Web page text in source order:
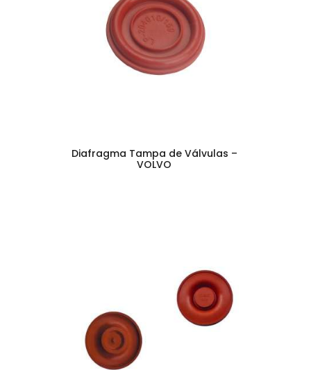
Diafragma Tampa de Válvulas –
VOLVO